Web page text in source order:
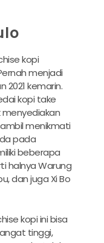
kopi
menjadi
2021 kemarin.
kopi take
menikmati
pada
beberapa
halnya Warung
dan juga Xi Bo
kopi ini bisa
tinggi,